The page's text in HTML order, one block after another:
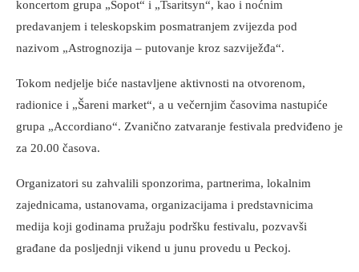
koncertom grupa „Sopot“ i „Tsaritsyn“, kao i noćnim
predavanjem i teleskopskim posmatranjem zvijezda pod
nazivom „Astrognozija – putovanje kroz sazviježđa“.
Tokom nedjelje biće nastavljene aktivnosti na otvorenom,
radionice i „Šareni market“, a u večernjim časovima nastupiće
grupa „Accordiano“. Zvanično zatvaranje festivala predviđeno je
za 20.00 časova.
Organizatori su zahvalili sponzorima, partnerima, lokalnim
zajednicama, ustanovama, organizacijama i predstavnicima
medija koji godinama pružaju podršku festivalu, pozvavši
građane da posljednji vikend u junu provedu u Peckoj.